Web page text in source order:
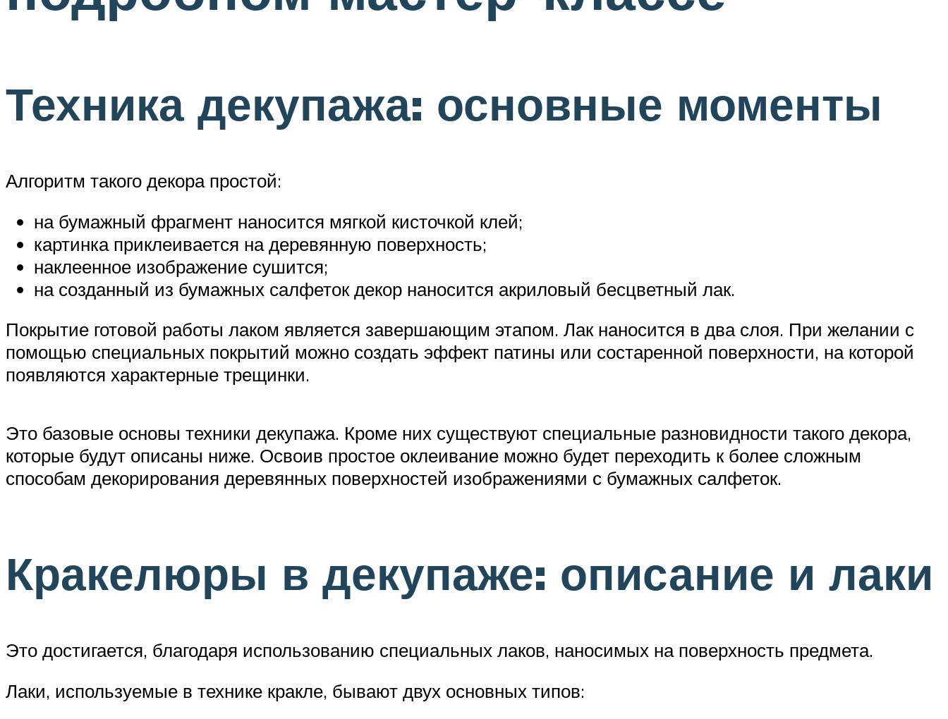
Техника декупажа: основные моменты
Алгоритм такого декора простой:
на бумажный фрагмент наносится мягкой кисточкой клей;
картинка приклеивается на деревянную поверхность;
наклеенное изображение сушится;
на созданный из бумажных салфеток декор наносится акриловый бесцветный лак.
Покрытие готовой работы лаком является завершающим этапом. Лак наносится в два слоя. При желании с
помощью специальных покрытий можно создать эффект патины или состаренной поверхности, на которой
появляются характерные трещинки.
Это базовые основы техники декупажа. Кроме них существуют специальные разновидности такого декора,
которые будут описаны ниже. Освоив простое оклеивание можно будет переходить к более сложным
способам декорирования деревянных поверхностей изображениями с бумажных салфеток.
Кракелюры в декупаже: описание и лаки
Это достигается, благодаря использованию специальных лаков, наносимых на поверхность предмета.
Лаки, используемые в технике кракле, бывают двух основных типов: